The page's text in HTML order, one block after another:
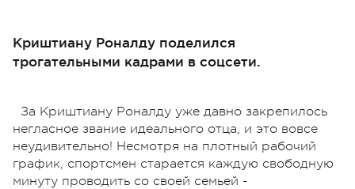
Криштиану Роналду поделился
трогательными кадрами в соцсети.
За Криштиану Роналду уже давно закрепилось
негласное звание идеального отца, и это вовсе
неудивительно! Несмотря на плотный рабочий
график, спортсмен старается каждую свободную
минуту проводить со своей семьей -